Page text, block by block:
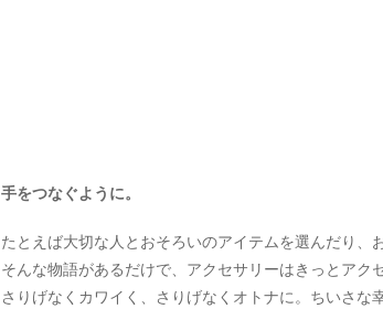
手をつなぐように。
たとえば大切な人とおそろいのアイテムを選んだり
そんな物語があるだけで、アクセサリーはきっとア
さりげなくカワイく、さりげなくオトナに。ちいさな